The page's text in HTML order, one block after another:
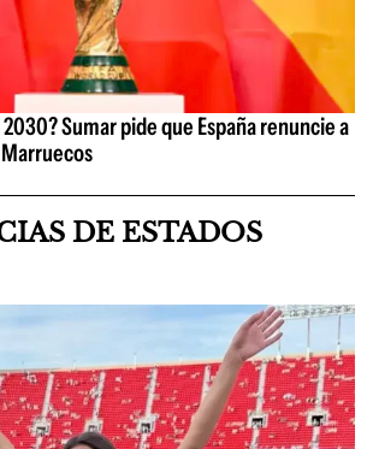
Sumar pide que España renuncie a
DE ESTADOS